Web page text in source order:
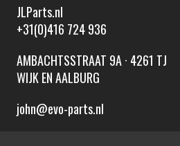
JLParts.nl
+31(0)416 724 936
AMBACHTSSTRAAT 9A · 4261 TJ
WIJK EN AALBURG
john@evo-parts.nl